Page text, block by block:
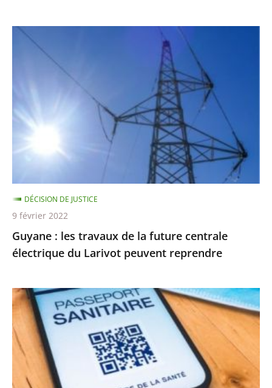
dans
transports
inter...
Guyane
travaux
la
future
centrale
électrique
du
Larivot
peuvent
reprendre
Guyane : les travaux de la future centrale
électrique du Larivot peuvent reprendre
DÉCISION DE JUSTICE
9 février 2022
Validité
à
24h
des
tests,
rappel